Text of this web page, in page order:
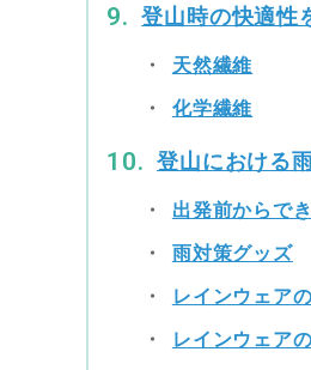
登山時の快適性
天然繊維
化学繊維
登山における
出発前からで
雨対策グッズ
レインウェア
レインウェア